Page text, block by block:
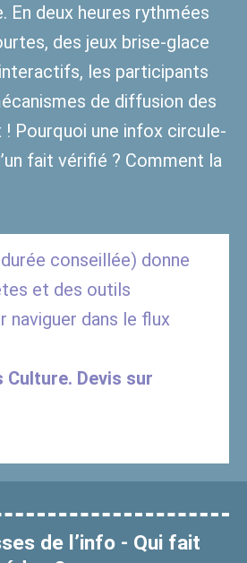
En deux heures rythmées
des jeux brise-glace
les participants
de diffusion des
Pourquoi une infox circule-
fait vérifié ? Comment la
conseillée) donne
et des outils
naviguer dans le flux
Culture. Devis sur
de l’info - Qui fait